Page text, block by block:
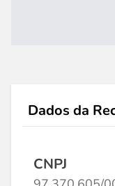
Dados da
CNPJ